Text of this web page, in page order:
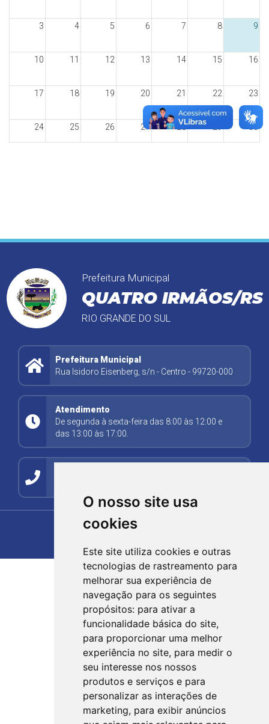
O nosso site usa
cookies
Este site utiliza cookies e outras
tecnologias de rastreamento para
melhorar sua experiência de
navegação para os seguintes
propósitos: para ativar a
funcionalidade básica do site,
para proporcionar uma melhor
experiência no site, para medir o
seu interesse nos nossos
produtos e serviços e para
personalizar as interações de
marketing, para exibir anúncios
3 4 5 6 7 8 9
10 11 12 13 14 15 16
17 18 19 20 21 22 23
24 25 26 27 28 30
Prefeitura Municipal
QUATRO IRMÃOS/RS
RIO GRANDE DO SUL
Prefeitura Municipal
Rua Isidoro Eisenberg, s/n - Centro - 99720-000
Atendimento
De segunda à sexta-feira das 8:00 às 12:00 e
das 13:00 às 17:00.